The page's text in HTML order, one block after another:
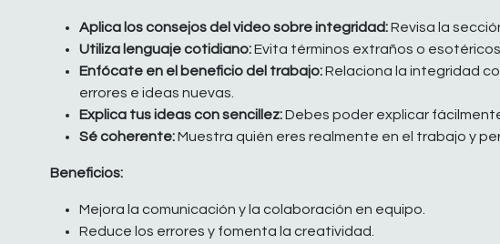
Aplica los consejos del video sobre integridad:Revisa la
Utiliza lenguaje cotidiano:Evita términos extraños o esotéricos.
Enfócate en el beneficio del trabajo:Relaciona la integridad
errores e ideas nuevas.
Explica tus ideas con sencillez:Debes poder explicar
Sé coherente:Muestra quién eres realmente en el trabajo y
Beneficios:
Mejora la comunicación y la colaboración en equipo.
Reduce los errores y fomenta la creatividad.